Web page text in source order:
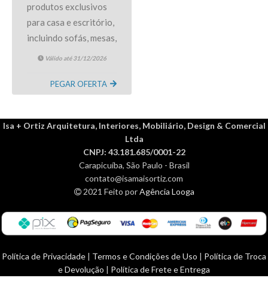
produtos exclusivos
para casa e escritório,
incluindo sofás, mesas,
cadeiras e itens de
no cupom você será
Válido até 31/12/2026
PEGAR OFERTA
Isa + Ortiz Arquitetura, Interiores, Mobiliário, Design & Comercial
Ltda
CNPJ: 43.181.685/0001-22
Carapicuíba, São Paulo - Brasil
contato@isamaisortiz.com
2021 Feito porAgência Looga
Política de Privacidade Termos e Condições de Uso
Política de Troca
e Devolução
Política de Frete e Entrega